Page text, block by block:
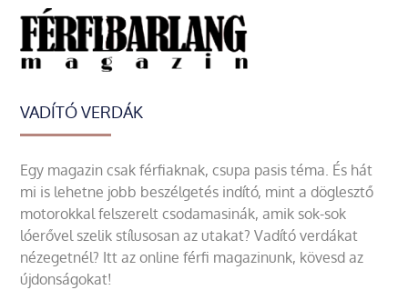
VADÍTÓ VERDÁK
Egy magazin csak férfiaknak, csupa pasis téma. És hát
mi is lehetne jobb beszélgetés indító, mint a döglesztő
motorokkal felszerelt csodamasinák, amik sok-sok
lóerővel szelik stílusosan az utakat? Vadító verdákat
nézegetnél? Itt az online férfi magazinunk, kövesd az
újdonságokat!